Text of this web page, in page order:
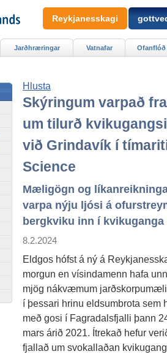
Hlusta
Skýringum varpað
um tilurð
við Grindavík í
Science
Mæligögn og
varpa nýju ljósi á
bergkviku inn í kvikuganga
8.2.2024
Eldgos hófst á ný á
morgun en vísindamenn hafa
mjög nákvæmum
í þessari hrinu eldsumbrota sem
með gosi í Fagradalsfjalli þann
mars árið 2021. Ítrekað hefur
fjallað um svokallaðan
Jarðhræringar Vatnafar Ofanflóð
Reykjanesskagi